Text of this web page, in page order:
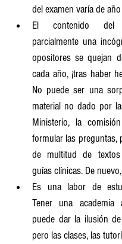
del examen varía de
El contenido del
parcialmente una
opositores se quejan
cada año, ¡tras haber
No puede ser una
material no dado por
Ministerio, la
formular las preguntas,
de multitud de
guías clínicas. De
Es una labor de
Tener una academia
puede dar la ilusión
pero las clases, las